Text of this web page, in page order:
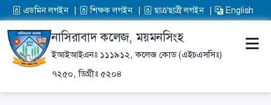
এডমিন লগইন শিক্ষক লগইন ছাত্র/ছাত্রী লগইন English
নাসিরাবাদ কলেজ, ময়মনসিংহ
ইআইআইএনঃ ১১১৯১২, কলেজ কোড (এইচএসসিঃ)
৭২৫০, ডিগ্রীঃ ৫২০৪